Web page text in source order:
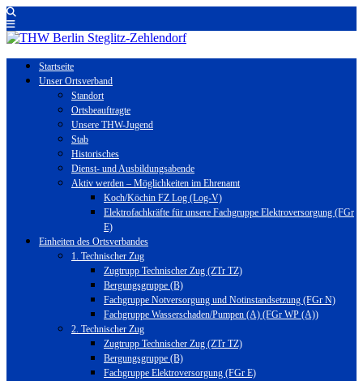
Startseite
Unser Ortsverband
Standort
Ortsbeauftragte
Unsere THW-Jugend
Stab
Historisches
Dienst- und Ausbildungsabende
Aktiv werden – Möglichkeiten im Ehrenamt
Koch/Köchin FZ Log (Log-V)
Elektrofachkräfte für unsere Fachgruppe Elektroversorgung (FGr
E)
Einheiten des Ortsverbandes
1. Technischer Zug
Zugtrupp Technischer Zug (ZTr TZ)
Bergungsgruppe (B)
Fachgruppe Notversorgung und Notinstandsetzung (FGr N)
Fachgruppe Wasserschaden/Pumpen (A) (FGr WP (A))
2. Technischer Zug
Zugtrupp Technischer Zug (ZTr TZ)
Bergungsgruppe (B)
Fachgruppe Elektroversorgung (FGr E)